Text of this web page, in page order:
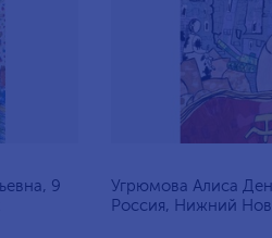
9
Угрюмова Алиса
Россия, Нижний